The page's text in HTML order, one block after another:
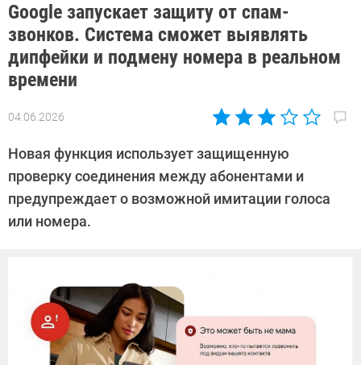
Google запускает защиту от спам-
звонков. Система сможет выявлять
дипфейки и подмену номера в реальном
времени
04.06.2026
Автор:
Довлатова
Новая функция использует защищенную
проверку соединения между абонентами и
предупреждает о возможной имитации голоса
или номера.